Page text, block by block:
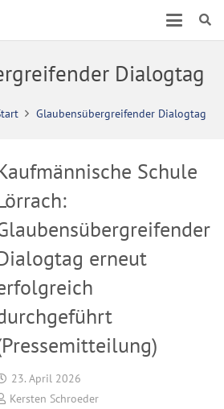
Dialogtag
Glaubensübergreifender Dialogtag
Schule
erneut
23. April 2026
Kersten Schroeder